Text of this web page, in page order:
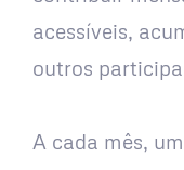
acessíveis,
outros
A cada mês,